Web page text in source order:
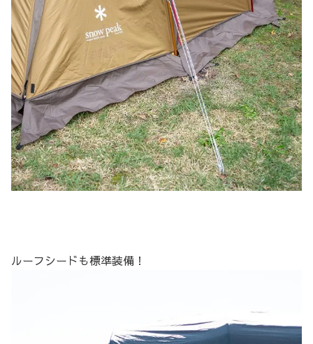
ルーフシードも標準装備！